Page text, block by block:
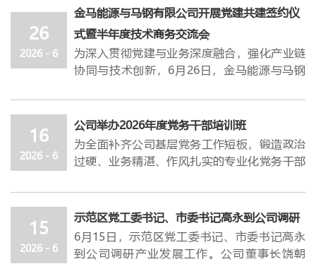
班子结合分管领域工作实际，对下半年各项重
点工作提出了具体要求。
杜轶峰指出，上半年，金马能源（集团）顶住
内外部多重环境带来的巨大压力，重点围绕机
稳妥化债控险、绩效激励赋能、党建凝聚合力
六大维度扎实开展各项工作，整体推进有序，
阶段性成效显著。一是生产经营稳中有进、经
营结果不断改善；二是降本增效全面落地、支
撑效应逐步体现；三是管理变革全面展开、规
融双促服务经营。
杜轶峰强调，在总结上半年成绩和进步的同
时，我们还应该清醒地看到，金马能源在很多
司在电教室召开庆祝建党105周年暨“七
一”表彰大会。公司党委书记、总经理杜轶峰
出席会议并讲授专题党课，公司党建专员刘年
委主持会议。公司党政班子成员、优秀共产党
员、预备党员及部分党员代表等120余人参加
宣读了《关于批准预备党员转正和接收新党员
的通知》，全体党员重温入党誓词。会议宣读
了《关于表彰2026年先进党支部、优秀党务工
进党支部和优秀党务工作者、优秀共产党员代
表进行颁奖。
公司党委书记、
总经 理杜轶峰 带领大家 共同感
悟了党的百年征程，并对公司党建后续工作提
出了明确要求。他指出， 站在建党105周年的
26
2026 - 6
金马能源与马钢有限公司开展党建共建签约仪
式暨半年度技术商务交流会
为深入贯彻党建与业务深度融合，强化产业链
协同与技术创新，6月26日，金马能源与马钢
年度技术商务交流会。本次活动以 “党建融通
·协同创效—以政治引领稳固供应链发展
主题，聚焦业务深度对接与党建融合共建两大
核心板块，系统开展技术商务交流、红色教育
学习及党建共建签约，切实以党建为纽带凝聚
有限公司制造管理部、运输部、炼铁厂、原料
采购中心、检测中心等部门的领导及技术负责
人、业务骨干与金马营销、采购、运管、技
16
2026 - 6
公司举办2026年度党务干部培训班
为全面补齐公司基层党务工作短板，锻造政治
过硬、业务精湛、作风扎实的专业化党务干部
司举办2026年度党务干部培训班。示范区党工
委组织部组织一科干部任帅凯，市委党校讲师
黄盼受邀讲课。公司党委书记、总经理杜轶峰
出席开班仪式并作动员讲话。
杜轶峰指出，党务干部是公司党建工作的骨干
15
2026 - 6
示范区党工委书记、市委书记高永到公司调研
6月15日，示范区党工委书记、市委书记高永
到公司调研产业发展工作。公司董事长饶朝